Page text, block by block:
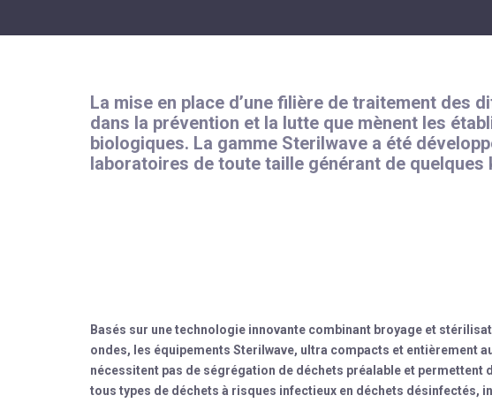
La mise en place d’une filière de traitement des
dans la prévention et la lutte que mènent les
biologiques. La gamme Sterilwave a été
laboratoires de toute taille générant de quelques
Basés sur une technologie innovante combinant broyage et
ondes, les équipements Sterilwave, ultra compacts et entièrement
nécessitent pas de ségrégation de déchets préalable et permettent
tous types de déchets à risques infectieux en déchets désinfectés,